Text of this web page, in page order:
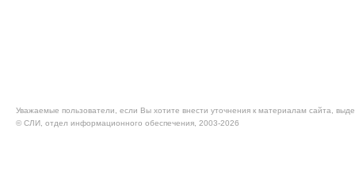
Уважаемые пользователи, если Вы хотите внести уточнения к материалам сайта,
© CЛИ, отдел информационного обеспечения, 2003-2026